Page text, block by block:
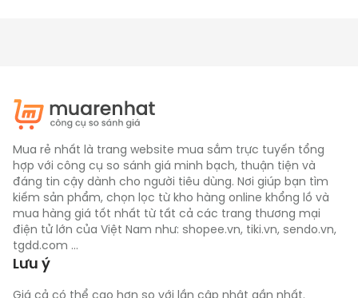
cài đặt dưới 70 oC).
Điều khiển
Bình đun nước pha sữa này sử dụng bảng điều khiển
bằng nút cảm ứng với màn hình LED vô cùng hiện đại
và dễ dàng thao tác. Bạn có thể điều chỉnh nhiệt độ
đơn giản bằng cách chạm vào nút + hoặc nút - với
khoảng nhiệt độ điều chỉnh lớn từ 37 - 95 độ C.
Mua rẻ nhất là trang website mua sắm trực tuyến tổng
hợp với công cụ so sánh giá minh bạch, thuận tiện và
đáng tin cậy dành cho người tiêu dùng. Nơi giúp bạn tìm
kiếm sản phẩm, chọn lọc từ kho hàng online khổng lồ và
mua hàng giá tốt nhất từ tất cả các trang thương mại
điện tử lớn của Việt Nam như: shopee.vn, tiki.vn, sendo.vn,
tgdd.com ...
Lưu ý